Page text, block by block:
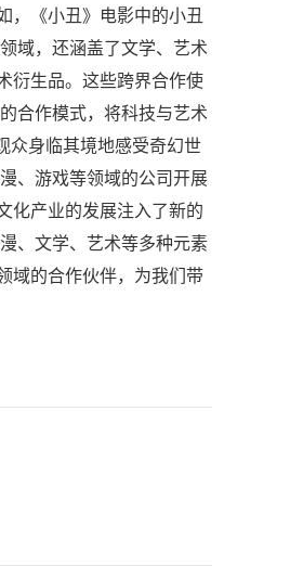
，《小丑》电影中的小丑
域，还涵盖了文学、艺术
衍生品。这些跨界合作使
合作模式，将科技与艺术
众身临其境地感受奇幻世
、游戏等领域的公司开展
化产业的发展注入了新的
、文学、艺术等多种元素
域的合作伙伴，为我们带